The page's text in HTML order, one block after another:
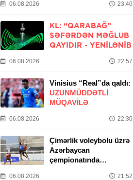
06.08.2026 23:40
KL: “QARABAĞ”
SƏFƏRDƏN MƏĞLUB
QAYIDIR - YENİLƏNİB
06.08.2026 22:57
Vinisius “Real”da qaldı:
UZUNMÜDDƏTLİ
MÜQAVİLƏ
06.08.2026 22:30
Çimərlik voleybolu üzrə
Azərbaycan
çempionatında
06.08.2026 21:52